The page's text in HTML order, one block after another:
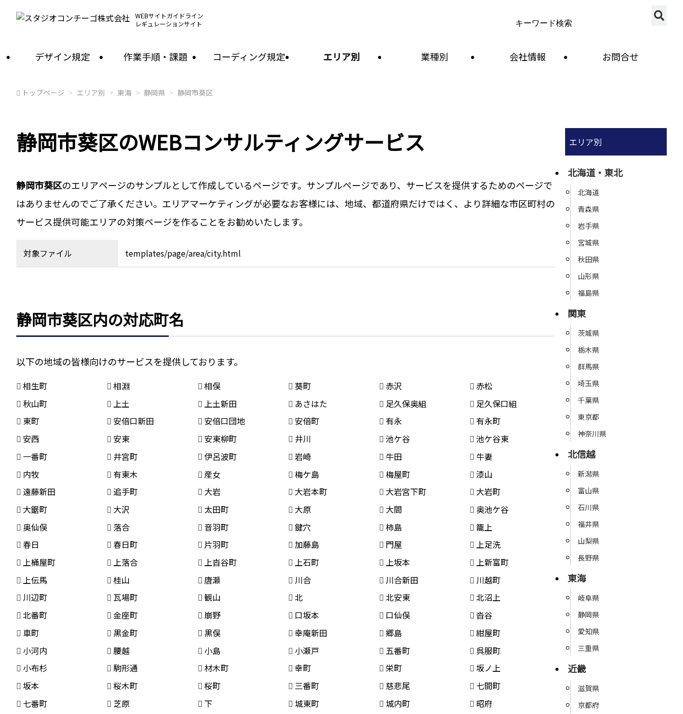
WEBサイトガイドライン
レギュレーションサイト
デザイン規定 作業手順・課題 コーディング規定 エリア別 業種別 会社情報 お問合せ
トップページ エリア別 東海 静岡県 静岡市葵区
静岡市葵区のWEBコンサルティングサービス
静岡市葵区のエリアページのサンプルとして作成しているページです。サンプルページであり、サービスを提供するためのページで
はありませんのでご了承ください。エリアマーケティングが必要なお客様には、地域、都道府県だけではく、より詳細な市区町村の
サービス提供可能エリアの対策ページを作ることをお勧めいたします。
対象ファイル templates/page/area/city.html
静岡市葵区内の対応町名
以下の地域の皆様向けのサービスを提供しております。
相生町 相淵 相俣 葵町 赤沢
赤松
秋山町
上土 上土新田 あさはた 足久保奥組
足久保口組
東町
安倍口新田 安倍口団地 安倍町 有永
有永町
安西
安東 安東柳町 井川 池ケ谷
池ケ谷東
一番町
井宮町 伊呂波町 岩崎 牛田
牛妻
内牧
有東木 産女 梅ケ島 梅屋町
漆山
遠藤新田
追手町 大岩 大岩本町 大岩宮下町
大岩町
大鋸町
大沢 太田町 大原 大間
奥池ケ谷
奥仙俣
落合 音羽町 鍵穴 柿島
籠上
春日
春日町 片羽町 加藤島 門屋
上足洗
上桶屋町
上落合 上沓谷町 上石町 上坂本
上新富町
上伝馬
桂山 唐瀬 川合 川合新田
川越町
川辺町
瓦場町 観山 北 北安東
北沼上
北番町
金座町 崩野 口坂本 口仙俣
沓谷
車町
黒金町 黒俣 幸庵新田 郷島
紺屋町
小河内
腰越 小島 小瀬戸 五番町
呉服町
小布杉
駒形通 材木町 幸町 栄町
坂ノ上
坂本
桜木町 桜町 三番町 慈悲尾
七間町
七番町
芝原 下 城東町 城内町
昭府
エリア別
北海道・東北
北海道
青森県
岩手県
宮城県
秋田県
山形県
福島県
関東
茨城県
栃木県
群馬県
埼玉県
千葉県
東京都
神奈川県
北信越
新潟県
富山県
石川県
福井県
山梨県
長野県
東海
岐阜県
静岡県
愛知県
三重県
近畿
滋賀県
京都府